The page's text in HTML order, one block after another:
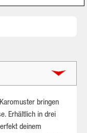
bringen
Erhältlich in drei
deinem